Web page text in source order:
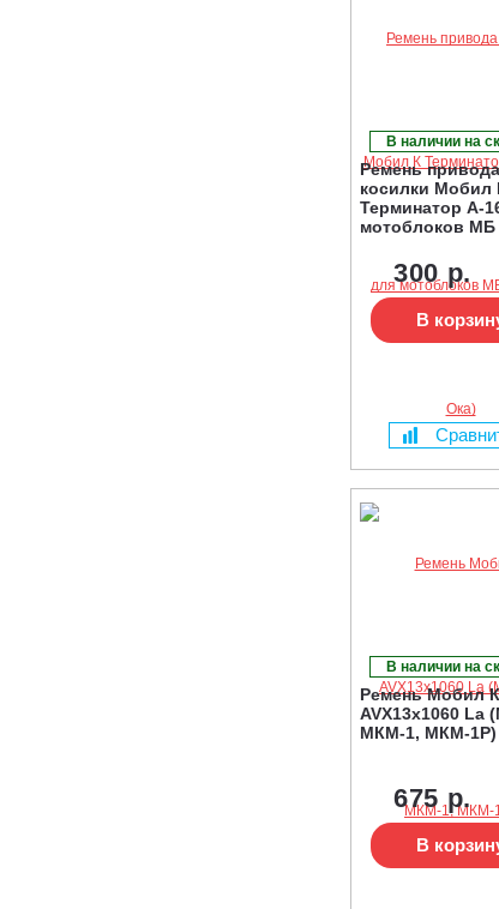
В наличии на
Ремень привода
косилки Мобил
Терминатор А-
мотоблоков МБ
300 р.
В
В наличии на
Ремень Мобил К
AVX13х1060 La
МКМ-1, МКМ-1Р)
675 р.
В